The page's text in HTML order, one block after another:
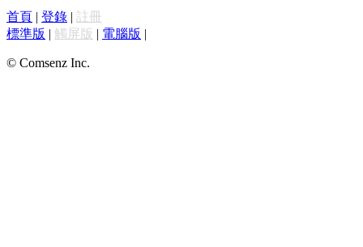
首頁 | 登錄 | 註冊
標準版 | 觸屏版 | 電腦版 |
© Comsenz Inc.